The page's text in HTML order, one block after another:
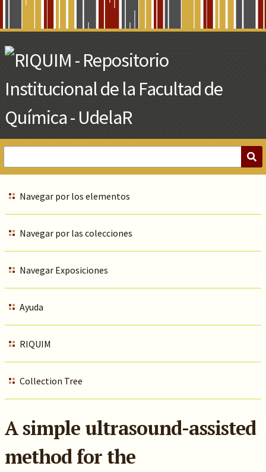
Main
Content
Navegar por los elementos
Navegar por las colecciones
Navegar Exposiciones
Ayuda
RIQUIM
Collection Tree
A simple ultrasound-assisted
method for the